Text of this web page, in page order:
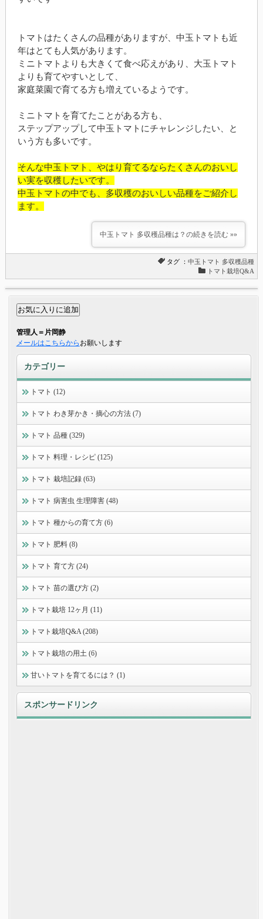
トマトはたくさんの品種がありますが、中玉トマトも近
年はとても人気があります。
ミニトマトよりも大きくて食べ応えがあり、大玉トマト
よりも育てやすいとして、
家庭菜園で育てる方も増えているようです。
ミニトマトを育てたことがある方も、
ステップアップして中玉トマトにチャレンジしたい、と
いう方も多いです。
そんな中玉トマト、やはり育てるならたくさんのおいし
い実を収穫したいです。
中玉トマトの中でも、多収穫のおいしい品種をご紹介し
ます。
中玉トマト 多収穫品種は？の続きを読む »»
タグ ：中玉トマト 多収穫品種
トマト栽培Q&A
管理人＝片岡静
メールはこちらから お願いします
カテゴリー
トマト (12)
トマト わき芽かき・摘心の方法 (7)
トマト 品種 (329)
トマト 料理・レシピ (125)
トマト 栽培記録 (63)
トマト 病害虫 生理障害 (48)
トマト 種からの育て方 (6)
トマト 肥料 (8)
トマト 育て方 (24)
トマト 苗の選び方 (2)
トマト栽培 12ヶ月 (11)
トマト栽培Q&A (208)
トマト栽培の用土 (6)
甘いトマトを育てるには？ (1)
スポンサードリンク